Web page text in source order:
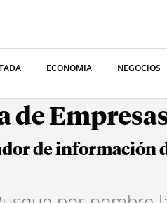
ECONOMIA NEGOCIOS
de
de información